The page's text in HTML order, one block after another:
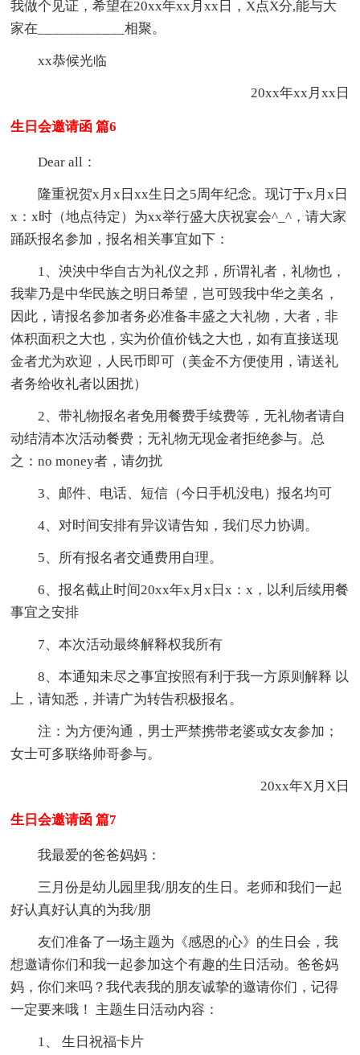
我做个见证，希望在20xx年xx月xx日，X点X分,能与大
家在____________相聚。
xx恭候光临
20xx年xx月xx日
生日会邀请函 篇6
Dear all：
隆重祝贺x月x日xx生日之5周年纪念。现订于x月x日
x：x时（地点待定）为xx举行盛大庆祝宴会^_^，请大家
踊跃报名参加，报名相关事宜如下：
1、泱泱中华自古为礼仪之邦，所谓礼者，礼物也，
我辈乃是中华民族之明日希望，岂可毁我中华之美名，
因此，请报名参加者务必准备丰盛之大礼物，大者，非
体积面积之大也，实为价值价钱之大也，如有直接送现
金者尤为欢迎，人民币即可（美金不方便使用，请送礼
者务给收礼者以困扰）
2、带礼物报名者免用餐费手续费等，无礼物者请自
动结清本次活动餐费；无礼物无现金者拒绝参与。总
之：no money者，请勿扰
3、邮件、电话、短信（今日手机没电）报名均可
4、对时间安排有异议请告知，我们尽力协调。
5、所有报名者交通费用自理。
6、报名截止时间20xx年x月x日x：x，以利后续用餐
事宜之安排
7、本次活动最终解释权我所有
8、本通知未尽之事宜按照有利于我一方原则解释 以
上，请知悉，并请广为转告积极报名。
注：为方便沟通，男士严禁携带老婆或女友参加；
女士可多联络帅哥参与。
20xx年X月X日
生日会邀请函 篇7
我最爱的爸爸妈妈：
三月份是幼儿园里我/朋友的生日。老师和我们一起
好认真好认真的为我/朋
友们准备了一场主题为《感恩的心》的生日会，我
想邀请你们和我一起参加这个有趣的生日活动。爸爸妈
妈，你们来吗？我代表我的朋友诚挚的邀请你们，记得
一定要来哦！ 主题生日活动内容：
1、 生日祝福卡片